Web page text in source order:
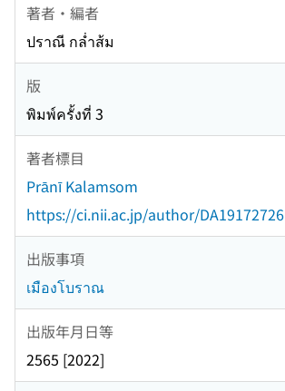
著者・編者
ปราณี กล่ำส้ม
版
พิมพ์ครั้งที่ 3
著者標目
Prānī Kalamsom
https://ci.nii.ac.jp/author/DA19172726
出版事項
เมืองโบราณ
出版年月日等
2565 [2022]